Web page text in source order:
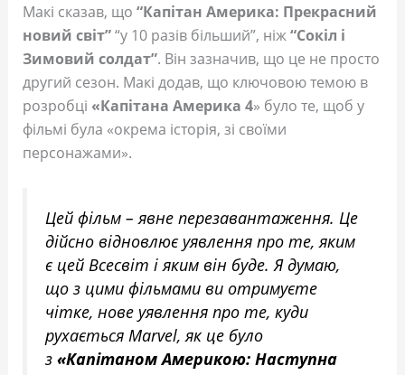
Макі сказав, що “Капітан Америка: Прекрасний
новий світ”“у 10 разів більший”, ніж“Сокіл і
Зимовий солдат”. Він зазначив, що це не просто
другий сезон. Макі додав, що ключовою темою в
розробці «Капітана Америка 4» було те, щоб у
фільмі була «окрема історія, зі своїми
персонажами».
Цей фільм – явне перезавантаження. Це
дійсно відновлює уявлення про те, яким
є цей Всесвіт і яким він буде. Я думаю,
що з цими фільмами ви отримуєте
чітке, нове уявлення про те, куди
рухається Marvel, як це було
з «Капітаном Америкою: Наступна